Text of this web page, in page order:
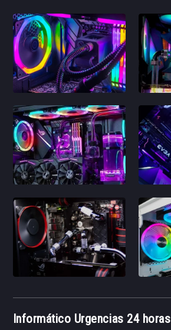
Informático Urgencias 24 horas